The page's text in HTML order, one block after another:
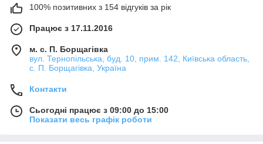
100% позитивних з 154 відгуків за рік
Працює з 17.11.2016
м. с. П. Борщагівка
вул. Тернопільська, буд. 10, прим. 142, Київська область,
с. П. Борщагівка, Україна
Контакти
Сьогодні працює з 09:00 до 15:00
Показати весь графік роботи